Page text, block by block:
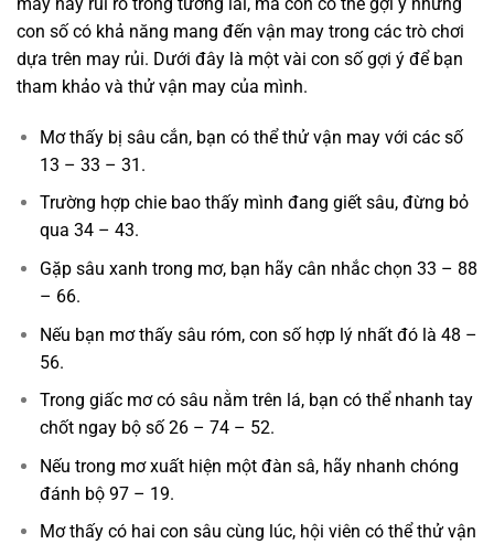
con số có khả năng mang đến vận may trong các trò chơi
dựa trên may rủi. Dưới đây là một vài con số gợi ý để bạn
tham khảo và thử vận may của mình.
Mơ thấy bị sâu cắn, bạn có thể thử vận may với các số
13 – 33 – 31.
Trường hợp chie bao thấy mình đang giết sâu, đừng bỏ
qua 34 – 43.
Gặp sâu xanh trong mơ, bạn hãy cân nhắc chọn 33 – 88
– 66.
Nếu bạn mơ thấy sâu róm, con số hợp lý nhất đó là 48 –
56.
Trong giấc mơ có sâu nằm trên lá, bạn có thể nhanh tay
chốt ngay bộ số 26 – 74 – 52.
Nếu trong mơ xuất hiện một đàn sâ, hãy nhanh chóng
đánh bộ 97 – 19.
Mơ thấy có hai con sâu cùng lúc, hội viên có thể thử vận